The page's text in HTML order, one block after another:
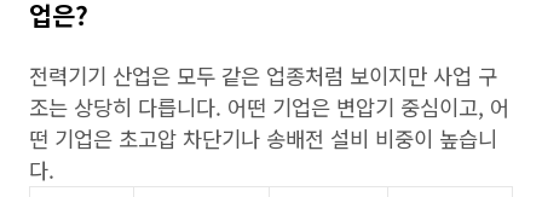
업은?
전력기기 산업은 모두 같은 업종처럼 보이지만 사업 구
조는 상당히 다릅니다. 어떤 기업은 변압기 중심이고, 어
떤 기업은 초고압 차단기나 송배전 설비 비중이 높습니
다.